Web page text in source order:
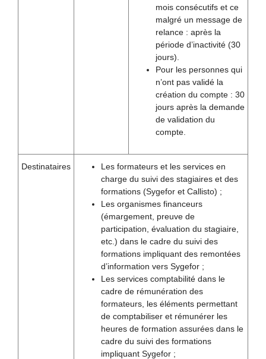
mois consécutifs et ce
malgré un message de
relance : après la
période d’inactivité (30
jours).
Pour les personnes qui
n’ont pas validé la
création du compte : 30
jours après la demande
de validation du
compte.
Destinataires
Les formateurs et les services en
charge du suivi des stagiaires et des
formations (Sygefor et Callisto) ;
Les organismes financeurs
(émargement, preuve de
participation, évaluation du stagiaire,
etc.) dans le cadre du suivi des
formations impliquant des remontées
d’information vers Sygefor ;
Les services comptabilité dans le
cadre de rémunération des
formateurs, les éléments permettant
de comptabiliser et rémunérer les
heures de formation assurées dans le
cadre du suivi des formations
impliquant Sygefor ;